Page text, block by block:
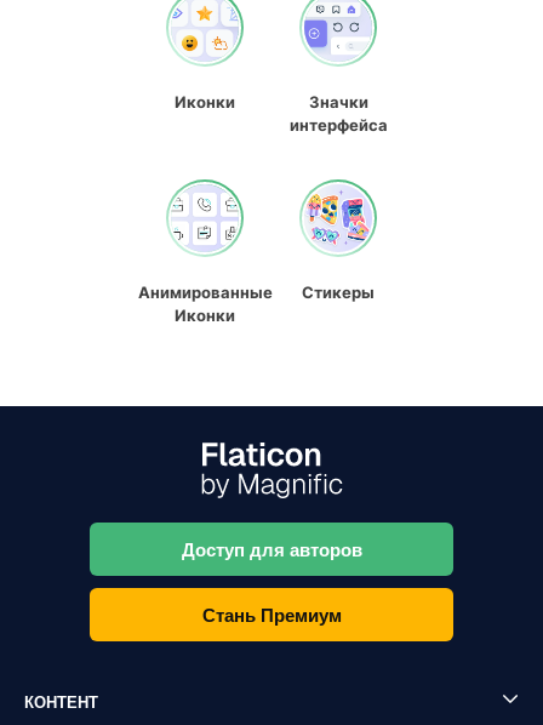
Иконки
Значки
интерфейса
Анимированные
Иконки
Стикеры
Доступ для авторов
Стань Премиум
КОНТЕНТ